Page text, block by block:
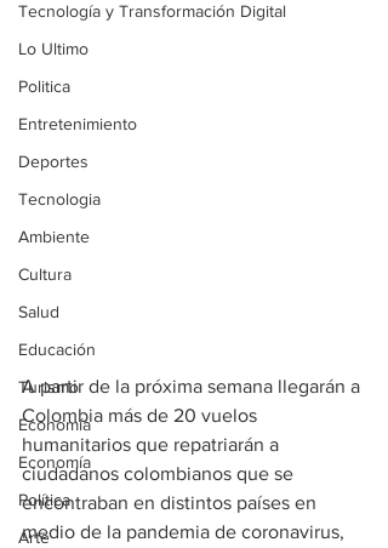
Tecnología y Transformación Digital
Lo Ultimo
Politica
Entretenimiento
Deportes
Tecnologia
Ambiente
Cultura
Salud
Educación
Turismo
Economía
Economía
Política
Arte
A partir de la próxima semana llegarán a
Colombia más de 20 vuelos
humanitarios que repatriarán a
ciudadanos colombianos que se
encontraban en distintos países en
medio de la pandemia de coronavirus,